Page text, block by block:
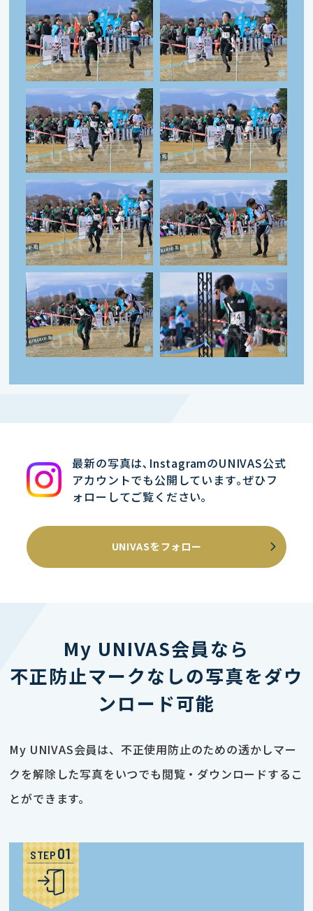
最新の写真は､InstagramのUNIVAS公式
アカウントでも公開しています｡ぜひフ
ォローしてご覧ください｡
UNIVASをフォロー
My UNIVAS会員なら
不正防止マークなしの写真をダウ
ンロード可能
My UNIVAS会員は、不正使用防止のための透かしマー
クを解除した写真をいつでも閲覧・ダウンロードするこ
とができます。
STEP